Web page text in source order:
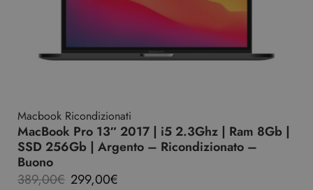
Macbook Ricondizionati
MacBook Pro 13″ 2017 | i5 2.3Ghz | Ram 8Gb |
SSD 256Gb | Argento – Ricondizionato –
Buono
389,00€ 299,00€